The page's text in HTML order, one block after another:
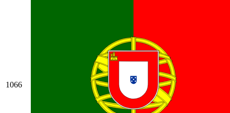
1066